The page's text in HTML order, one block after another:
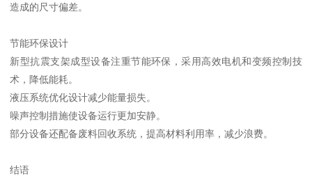
造成的尺寸偏差。
节能环保设计
新型抗震支架成型设备注重节能环保，采用高效电机和变频控制技
术，降低能耗。
液压系统优化设计减少能量损失。
噪声控制措施使设备运行更加安静。
部分设备还配备废料回收系统，提高材料利用率，减少浪费。
结语